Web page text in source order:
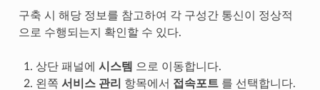
구축 시 해당 정보를 참고하여 각 구성간 통신이 정상적
으로 수행되는지 확인할 수 있다.
상단 패널에 시스템 으로 이동합니다.
왼쪽 서비스 관리 항목에서 접속포트를 선택합니다.